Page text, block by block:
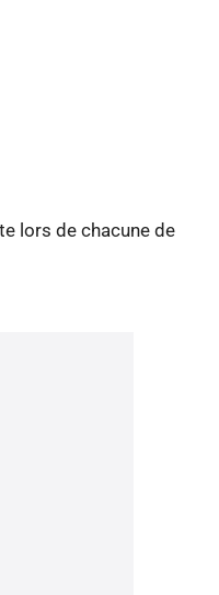
lors de chacune de